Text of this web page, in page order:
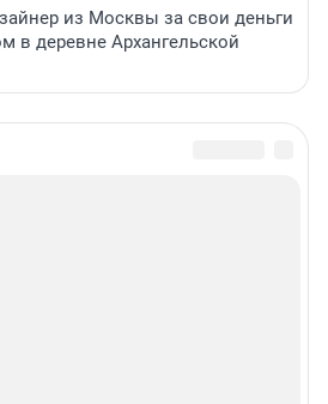
из Москвы за свои деньги
в деревне Архангельской